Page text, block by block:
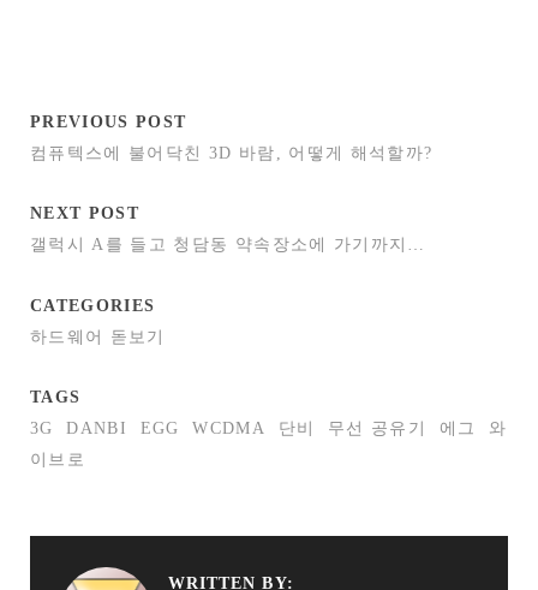
PREVIOUS POST
컴퓨텍스에 불어닥친 3D 바람, 어떻게 해석할까?
NEXT POST
갤럭시 A를 들고 청담동 약속장소에 가기까지…
CATEGORIES
하드웨어 돋보기
TAGS
3G
DANBI EGG WCDMA 단비 무선 공유기 에그
와
이브로
WRITTEN BY: